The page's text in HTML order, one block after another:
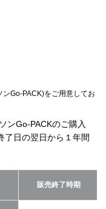
Go-PACK)をご用意してお
ンGo-PACKのご購入
了日の翌日から１年間
販売終了時期